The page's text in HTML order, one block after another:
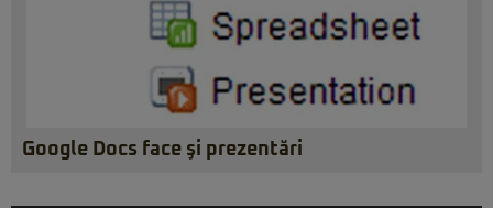
Google Docs face şi prezentări